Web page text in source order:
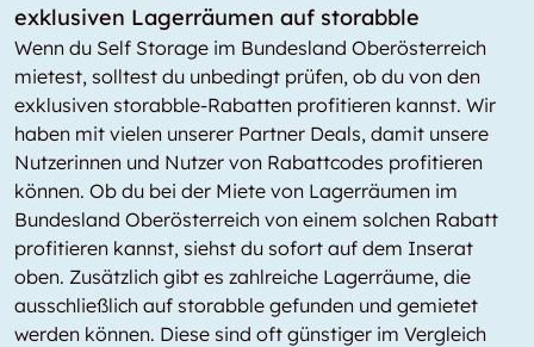
exklusiven Lagerräumen auf storabble
Wenn du Self Storage im Bundesland Oberösterreich
mietest, solltest du unbedingt prüfen, ob du von den
exklusiven storabble-Rabatten profitieren kannst. Wir
haben mit vielen unserer Partner Deals, damit unsere
Nutzerinnen und Nutzer von Rabattcodes profitieren
können. Ob du bei der Miete von Lagerräumen im
Bundesland Oberösterreich von einem solchen Rabatt
profitieren kannst, siehst du sofort auf dem Inserat
oben. Zusätzlich gibt es zahlreiche Lagerräume, die
ausschließlich auf storabble gefunden und gemietet
werden können. Diese sind oft günstiger im Vergleich